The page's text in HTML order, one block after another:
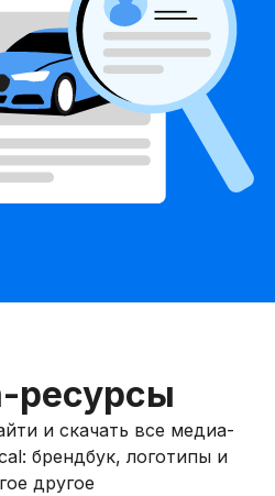
ресурсы
и скачать все медиа-
брендбук, логотипы и
другое